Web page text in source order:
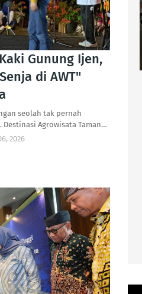
Gunung Ijen,
di AWT"
seolah tak pernah
Agrowisata Taman…
2026